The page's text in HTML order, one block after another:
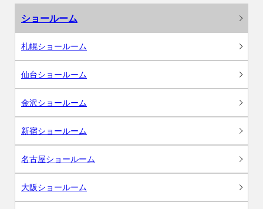
ショールーム
札幌ショールーム
仙台ショールーム
金沢ショールーム
新宿ショールーム
名古屋ショールーム
大阪ショールーム